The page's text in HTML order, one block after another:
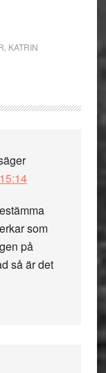
KATRIN
som
på
så är det